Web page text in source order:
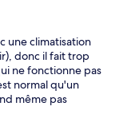
une climatisation
donc il fait trop
ne fonctionne pas
normal qu'un
même pas
changer d'hôtel